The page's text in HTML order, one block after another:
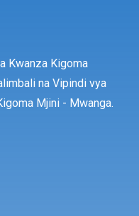
Kwanza Kigoma
na Vipindi vya
Mjini - Mwanga.